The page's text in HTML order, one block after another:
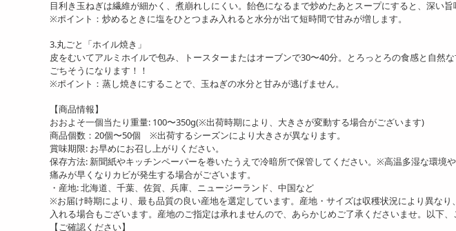
目利き玉ねぎは繊維が細かく、煮崩れしにくい。飴色になるまで炒めたあとスープにすると、深い旨
※ポイント：炒めるときに塩をひとつまみ入れると水分が出て短時間で甘みが増します。
3.丸ごと「ホイル焼き」
皮をむいてアルミホイルで包み、トースターまたはオーブンで30〜40分。とろっとろの食感と自然
ごちそうになります！！
※ポイント：蒸し焼きにすることで、玉ねぎの水分と甘みが逃げません。
【商品情報】
おおよそ一個当たり重量: 100〜350g(※出荷時期により、大きさが変動する場合がございます)
商品個数：20個〜50個 ※出荷するシーズンにより大きさが異なります。
賞味期限: お早めにお召し上がりください。
保存方法: 新聞紙やキッチンペーパーを巻いたうえで冷暗所で保管してください。※高温多湿な環境
痛みが早くなりカビが発生する場合がございます。
・産地: 北海道、千葉、佐賀、兵庫、ニュージーランド、中国など
※お届け時期により、最も品質の良い産地を選定しています。産地・サイズは収穫状況により異な
入れる場合もございます。産地のご指定は承れませんので、あらかじめご了承くださいませ。以下、
【ご確認ください】